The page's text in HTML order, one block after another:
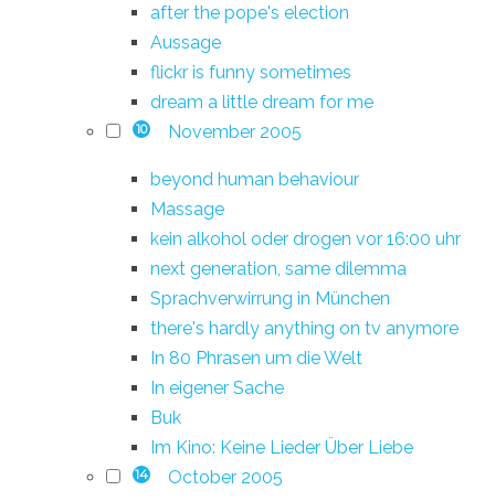
after the pope's election
Aussage
flickr is funny sometimes
dream a little dream for me
10 November 2005
beyond human behaviour
Massage
kein alkohol oder drogen vor 16:00 uhr
next generation, same dilemma
Sprachverwirrung in München
there's hardly anything on tv anymore
In 80 Phrasen um die Welt
In eigener Sache
Buk
Im Kino: Keine Lieder Über Liebe
14 October 2005